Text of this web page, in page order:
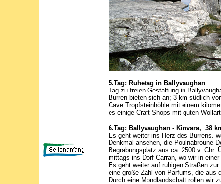
5.Tag: Ruhetag in Ballyvaughan
Tag zu freien Gestaltung in
Burren bieten sich an; 3 km südlich
Cave Tropfsteinhöhle mit einem
es einige Craft-Shops mit guten
6.Tag: Ballyvaughan - Kinvara, 38
Es geht weiter ins Herz des Burrens,
Denkmal ansehen, die Poulnabroune
Begrabungsplatz aus ca. 2500 v. Chr.
mittags ins Dorf Carran, wo wir in
Es geht weiter auf ruhigen Straßen
eine große Zahl von Parfums, die aus
Durch eine Mondlandschaft rollen wir